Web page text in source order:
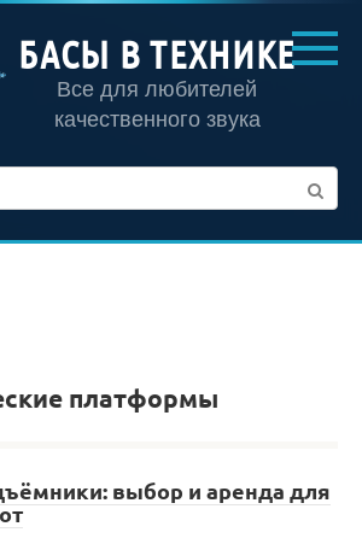
БАСЫ В ТЕХНИКЕ
Все для любителей
качественного звука
платформы
выбор и аренда для